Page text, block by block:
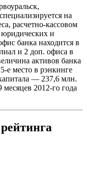
на
расчетно-кассовом
и
банка находится в
и 2 доп. офиса в
активов банка
е место в рэнкинге
— 237,6 млн.
2012-го года